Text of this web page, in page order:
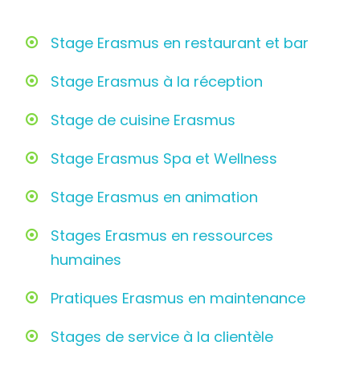
Stage Erasmus en restaurant et bar
Stage Erasmus à la réception
Stage de cuisine Erasmus
Stage Erasmus Spa et Wellness
Stage Erasmus en animation
Stages Erasmus en ressources
humaines
Pratiques Erasmus en maintenance
Stages de service à la clientèle